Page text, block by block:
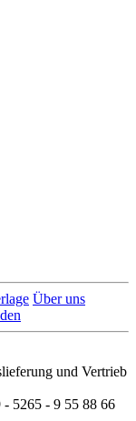
Über uns
und Vertrieb
5265 - 9 55 88 66